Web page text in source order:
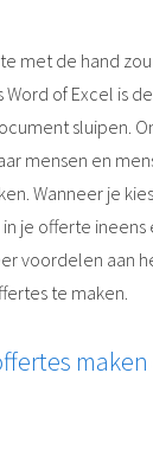
met de hand
of Excel is
sluipen.
mensen en
Wanneer je
je offerte ineens
voordelen aan
te maken.